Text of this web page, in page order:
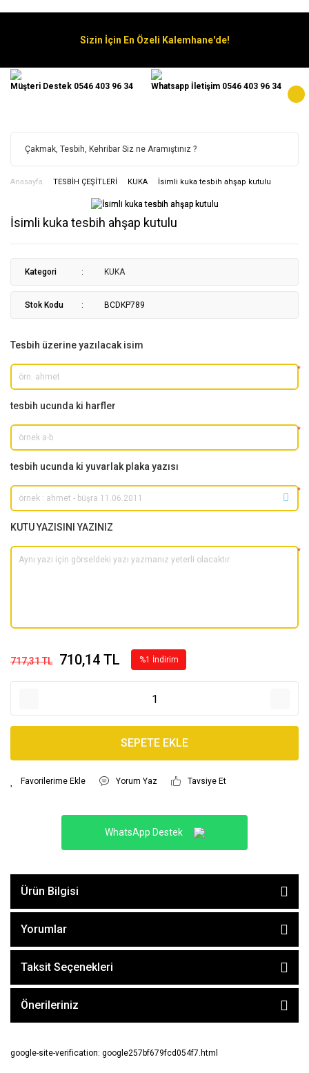
Sizin İçin En Özeli Kalemhane'de!
Müşteri Destek 0546 403 96 34 Whatsapp İletişim 0546 403 96 34
Anasayfa TESBİH ÇEŞİTLERİ KUKA İsimli kuka tesbih ahşap kutulu
İsimli kuka tesbih ahşap kutulu
Kategori KUKA
Stok Kodu BCDKP789
Tesbih üzerine yazılacak isim
*
tesbih ucunda ki harfler
*
tesbih ucunda ki yuvarlak plaka yazısı
*
KUTU YAZISINI YAZINIZ
*
717,31 TL 710,14 TL %1 İndirim
SEPETE EKLE
Yorum Yaz Tavsiye Et
WhatsApp Destek
Ürün Bilgisi
Yorumlar
Taksit Seçenekleri
Önerileriniz
google-site-verification: google257bf679fcd054f7.html